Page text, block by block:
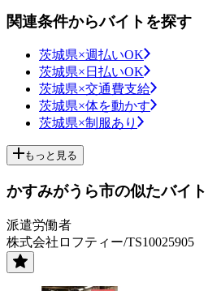
関連条件からバイトを探す
茨城県×週払いOK
茨城県×日払いOK
茨城県×交通費支給
茨城県×体を動かす
茨城県×制服あり
もっと見る
かすみがうら市の似たバイト
派遣労働者
株式会社ロフティー/TS10025905